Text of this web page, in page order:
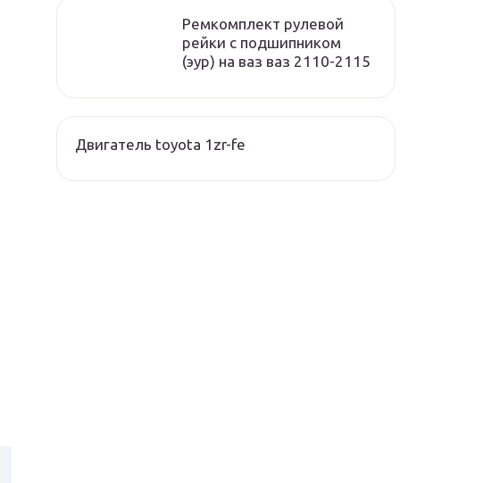
Ремкомплект рулевой
рейки с подшипником
(эур) на ваз ваз 2110-2115
Двигатель toyota 1zr-fe